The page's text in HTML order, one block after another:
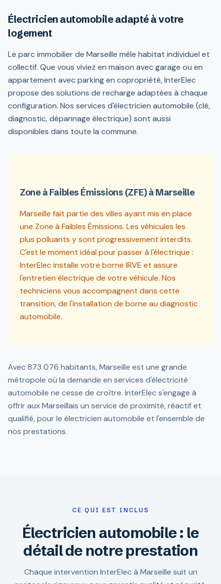
Électricien automobile adapté à votre
logement
Le parc immobilier de Marseille mêle habitat individuel et
collectif. Que vous viviez en maison avec garage ou en
appartement avec parking en copropriété, InterElec
propose des solutions de recharge adaptées à chaque
configuration. Nos services d'électricien automobile (clé,
diagnostic, dépannage électrique) sont aussi
disponibles dans toute la commune.
Zone à Faibles Émissions (ZFE) à Marseille
Marseille fait partie des villes ayant mis en place
une Zone à Faibles Émissions. Les véhicules les
plus polluants y sont progressivement interdits.
C'est le moment idéal pour passer à l'électrique :
InterElec installe votre borne IRVE et assure
l'entretien électrique de votre véhicule. Nos
techniciens vous accompagnent dans cette
transition, de l'installation de borne au diagnostic
automobile.
Avec 873 076 habitants, Marseille est une grande
métropole où la demande en services d'électricité
automobile ne cesse de croître. InterElec s'engage à
offrir aux Marseillais un service de proximité, réactif et
qualifié, pour le électricien automobile et l'ensemble de
nos prestations.
CE QUI EST INCLUS
Électricien automobile : le
détail de notre prestation
Chaque intervention InterElec à Marseille suit un